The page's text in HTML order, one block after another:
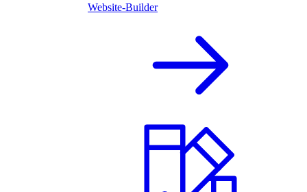
Website-Builder